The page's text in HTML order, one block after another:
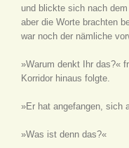
und blickte sich nach
aber die Worte brachten
war noch der nämliche
»Warum denkt Ihr das?«
Korridor hinaus folgte.
»Er hat angefangen, sich
»Was ist denn das?«